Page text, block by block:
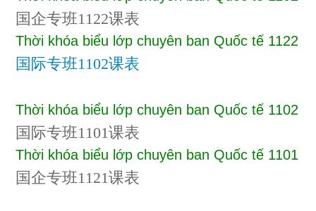
国企专班1122课表
Thời khóa biểu lớp chuyên ban Quốc tế 1122
国际专班1102课表
Thời khóa biểu lớp chuyên ban Quốc tế 1102
国际专班1101课表
Thời khóa biểu lớp chuyên ban Quốc tế 1101
国企专班1121课表